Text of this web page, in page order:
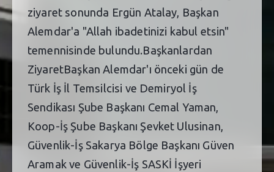
ziyaret sonunda Ergün Atalay, Başkan
Alemdar'a "Allah ibadetinizi kabul etsin"
temennisinde bulundu.Başkanlardan
ZiyaretBaşkan Alemdar'ı önceki gün de
Türk İş İl Temsilcisi ve Demiryol İş
Sendikası Şube Başkanı Cemal Yaman,
Koop-İş Şube Başkanı Şevket Ulusinan,
Güvenlik-İş Sakarya Bölge Başkanı Güven
Aramak ve Güvenlik-İş SASKİ İşyeri